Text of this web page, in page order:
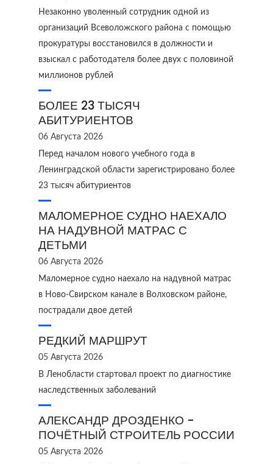
Незаконно уволенный сотрудник одной из
организаций Всеволожского района с помощью
прокуратуры восстановился в должности и
взыскал с работодателя более двух с половиной
миллионов рублей
БОЛЕЕ 23 ТЫСЯЧ
АБИТУРИЕНТОВ
06 Августа 2026
Перед началом нового учебного года в
Ленинградской области зарегистрировано более
23 тысяч абитуриентов
МАЛОМЕРНОЕ СУДНО НАЕХАЛО
НА НАДУВНОЙ МАТРАС С
ДЕТЬМИ
06 Августа 2026
Маломерное судно наехало на надувной матрас
в Ново‑Свирском канале в Волховском районе,
пострадали двое детей
РЕДКИЙ МАРШРУТ
05 Августа 2026
В Ленобласти стартовал проект по диагностике
наследственных заболеваний
АЛЕКСАНДР ДРОЗДЕНКО -
ПОЧЁТНЫЙ СТРОИТЕЛЬ РОССИИ
05 Августа 2026